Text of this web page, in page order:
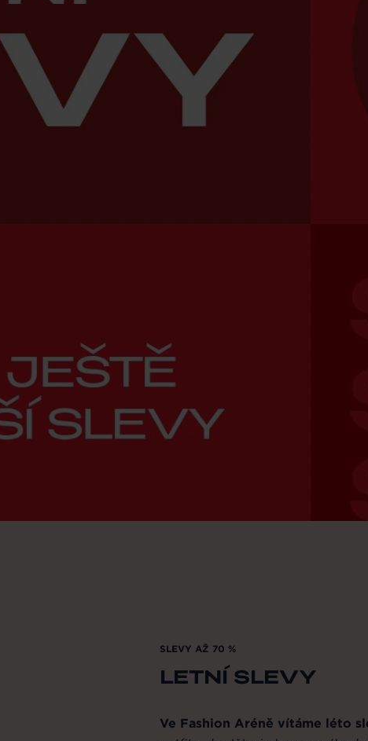
SLEVY AŽ 70 %
LETNÍ SLEVY
Ve Fashion Aréně vítáme léto